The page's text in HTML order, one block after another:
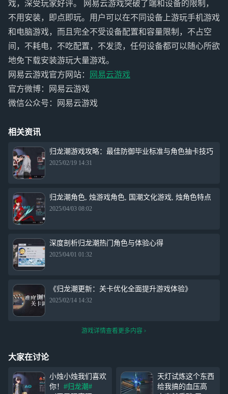
戏，深受玩家好评。 网易云游戏突破了端和设备的限制，
不用安装，即点即玩。用户可以在不同设备上游玩手机游戏
和电脑游戏，而且完全不受设备配置和容量限制，不占空
间，不耗电，不吃配置，不发烫，任何设备都可以随心所欲
地免下载安装游玩大量游戏。
网易云游戏官方网站：
网易云游戏
官方微博：网易云游戏
微信公众号：网易云游戏
相关资讯
归龙潮游戏攻略：最佳防御毕业标准与角色抽卡技巧
2025/02/19 14:31
归龙潮角色, 烛游戏角色, 国潮文化游戏, 烛角色特点
2025/04/03 08:02
深度剖析归龙潮热门角色与体验心得
2025/04/01 01:32
《归龙潮更新：关卡优化全面提升游戏体验》
2025/02/14 14:32
游戏详情查看更多内容
大家在讨论
小烛小烛我们喜欢
你！ #归龙潮#
天灯试炼这个东西
给我搞的血压高